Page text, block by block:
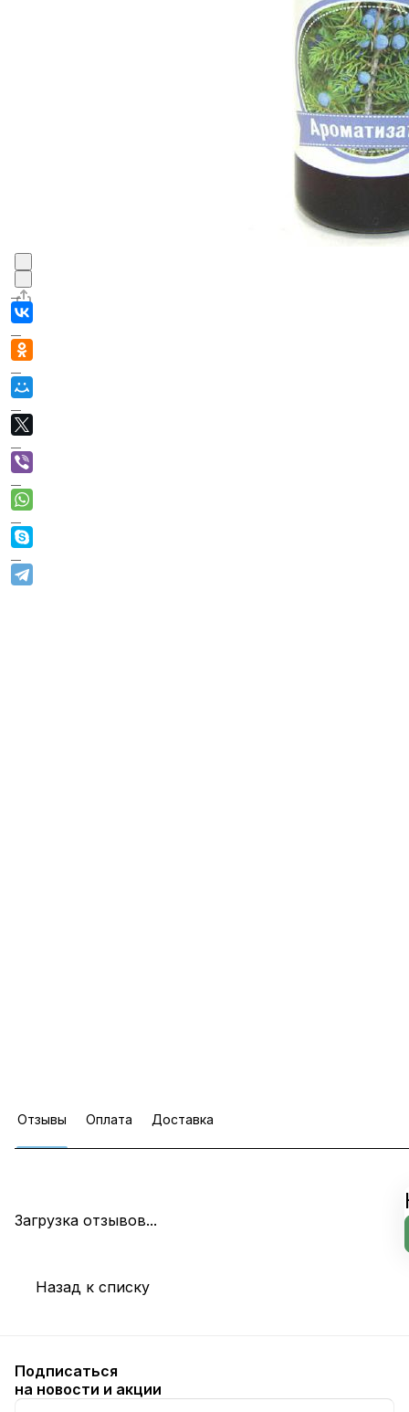
Отзывы Оплата Доставка
Загрузка отзывов...
Назад к списку
Подписаться
на новости и акции